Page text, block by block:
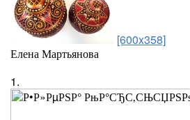
[600x358]
Елена Мартьянова
1.